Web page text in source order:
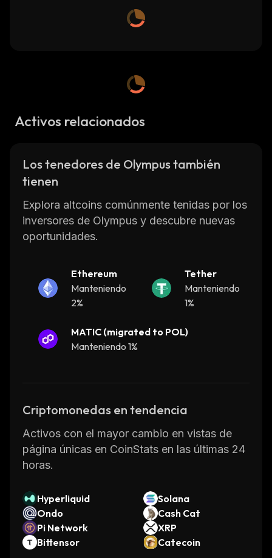
Activos relacionados
Los tenedores de Olympus también
tienen
Explora altcoins comúnmente tenidas por los
inversores de Olympus y descubre nuevas
oportunidades.
Ethereum
Manteniendo
2%
Tether
Manteniendo
1%
MATIC (migrated to POL)
Manteniendo 1%
Criptomonedas en tendencia
Activos con el mayor cambio en vistas de
página únicas en CoinStats en las últimas 24
horas.
Hyperliquid
Solana
Ondo
Cash Cat
Pi Network
XRP
Bittensor
Catecoin